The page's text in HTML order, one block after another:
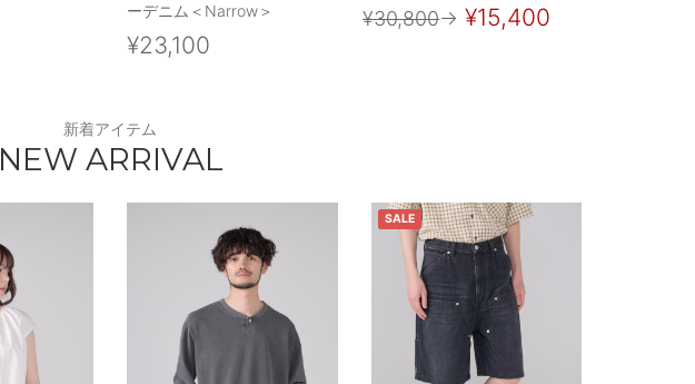
ーデニム＜Narrow＞
¥23,100
¥30,800→ ¥15,400
新着アイテム
NEW ARRIVAL
SALE